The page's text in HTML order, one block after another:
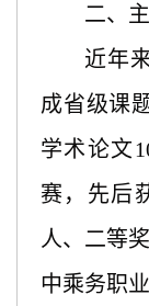
二、
近年
成省级课
学术论文
赛，先后
人、二等
中乘务职